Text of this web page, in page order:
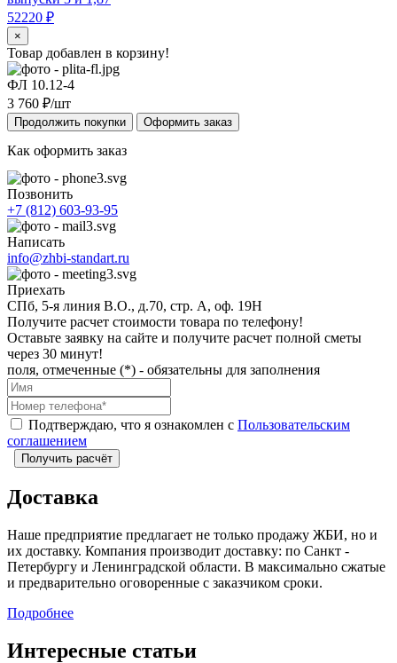
52220 ₽
×
Товар добавлен в корзину!
ФЛ 10.12‑4
3 760 ₽/шт
Продолжить покупки Оформить заказ
Как оформить заказ
Позвонить
+7 (812) 603-93-95
Написать
info@zhbi-standart.ru
Приехать
СПб, 5-я линия В.О., д.70, стр. А, оф. 19Н
Получите расчет стоимости товара по телефону!
Оставьте заявку на сайте и получите расчет полной сметы
через 30 минут!
поля, отмеченные (*) - обязательны для заполнения
Подтверждаю, что я ознакомлен с Пользовательским
соглашением
Получить расчёт
Доставка
Наше предприятие предлагает не только продажу ЖБИ, но и
их доставку. Компания производит доставку: по Санкт -
Петербургу и Ленинградской области. В максимально сжатые
и предварительно оговоренные с заказчиком сроки.
Подробнее
Интересные статьи